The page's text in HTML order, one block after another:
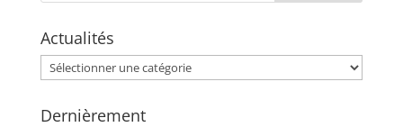
Actualités
Actualités
Dernièrement